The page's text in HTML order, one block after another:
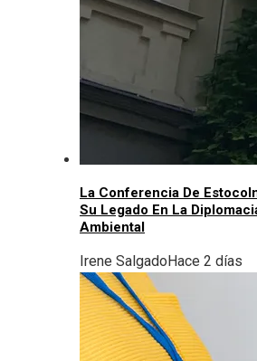
La Conferencia De
Su Legado En La
Ambiental
Irene SalgadoHace 2 días